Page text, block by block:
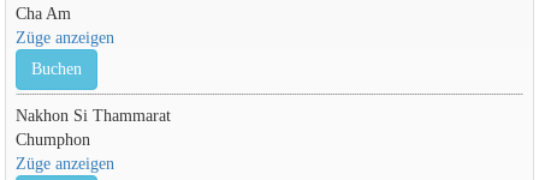
Cha Am
Züge anzeigen
Buchen
Nakhon Si Thammarat
Chumphon
Züge anzeigen